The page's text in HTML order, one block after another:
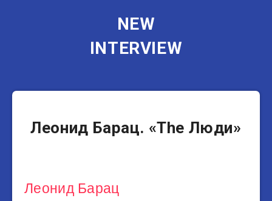
NEW
INTERVIEW
Леонид Барац. «The Люди»
Леонид Барац